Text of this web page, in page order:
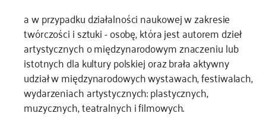
a w przypadku działalności naukowej w zakresie
twórczości i sztuki - osobę, która jest autorem dzieł
artystycznych o międzynarodowym znaczeniu lub
istotnych dla kultury polskiej oraz brała aktywny
udział w międzynarodowych wystawach, festiwalach,
wydarzeniach artystycznych: plastycznych,
muzycznych, teatralnych i filmowych.